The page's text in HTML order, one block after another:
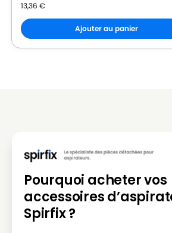
13,36 €
Ajouter au panier
Pourquoi acheter vos
accessoires
Spirfix ?